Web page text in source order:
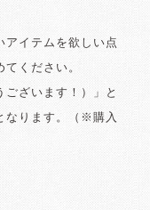
アイテムを欲しい点
ください。
ございます！）」と
なります。（※購入